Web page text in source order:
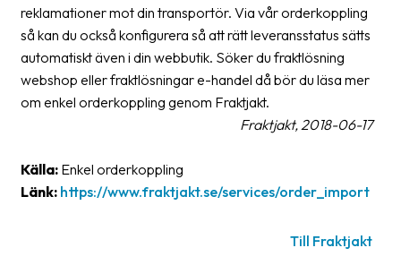
Medarbetare
Jobb
&
karriär
Kontakta
oss
reklamationer mot din transportör. Via vår orderkoppling
så kan du också konfigurera så att rätt leveransstatus sätts
automatiskt även i din webbutik. Söker du fraktlösning
webshop eller fraktlösningar e-handel då bör du läsa mer
om enkel orderkoppling genom Fraktjakt.
Fraktjakt, 2018-06-17
Källa: Enkel orderkoppling
Länk: https://www.fraktjakt.se/services/order_import
Till Fraktjakt